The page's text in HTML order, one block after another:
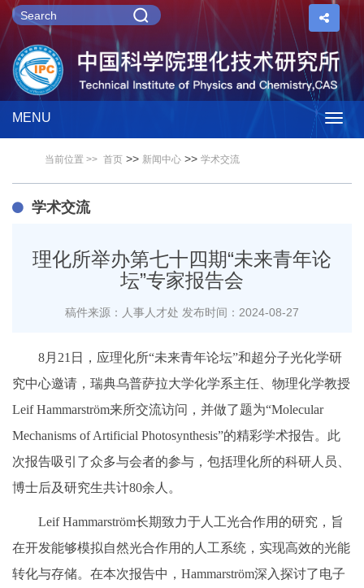
MENU
当前位置 >> 首页 >> 新闻中心 >> 学术交流
学术交流
理化所举办第七十四期“未来青年论
坛”专家报告会
稿件来源：人事人才处 发布时间：2024-08-27
8月21日，应理化所“未来青年论坛”和超分子光化学研
究中心邀请，瑞典乌普萨拉大学化学系主任、物理化学教授
Leif Hammarström来所交流访问，并做了题为“Molecular
Mechanisms of Artificial Photosynthesis”的精彩学术报告。此
次报告吸引了众多与会者的参与，包括理化所的科研人员、
博士后及研究生共计80余人。
Leif Hammarström长期致力于人工光合作用的研究，旨
在开发能够模拟自然光合作用的人工系统，实现高效的光能
转化与存储。在本次报告中，Hammarström深入探讨了电子